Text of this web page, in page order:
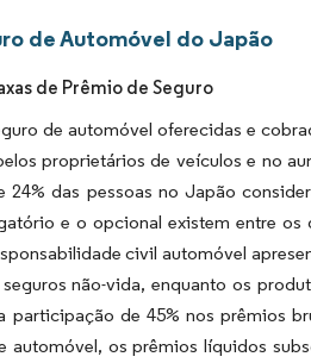
de Automóvel do Japão
de Prêmio de Seguro
de automóvel oferecidas e
proprietários de veículos e no
das pessoas no Japão
e o opcional existem entre
civil automóvel
não-vida, enquanto os
de 45% nos prêmios
os prêmios líquidos